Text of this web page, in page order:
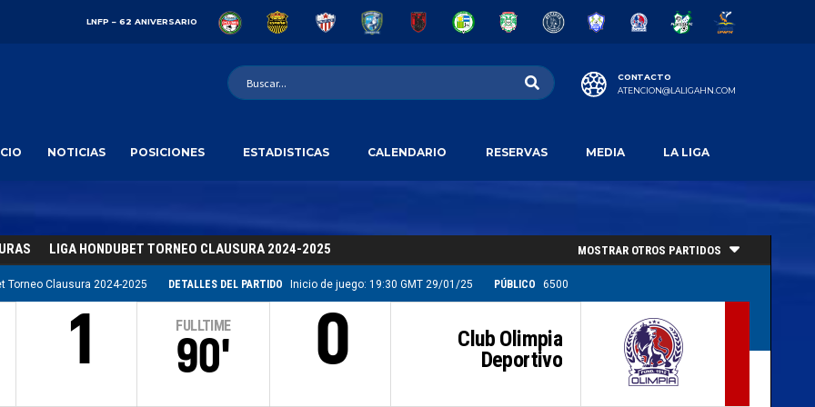
LNFP – 62 ANIVERSARIO
CONTACTO
ATENCION@LALIGAHN.COM
NOTICIAS POSICIONES ESTADISTICAS CALENDARIO RESERVAS MEDIA LA LIGA